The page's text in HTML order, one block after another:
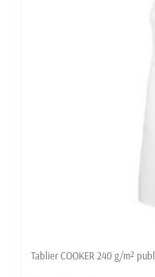
Tablier COOKER 240 g/m²